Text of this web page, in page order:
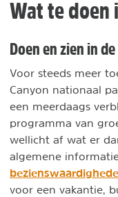
Wat te doen
Doen en zien in
Voor steeds meer
Canyon nationaal
een meerdaags
programma van
wellicht af wat er
algemene
voor een vakantie,